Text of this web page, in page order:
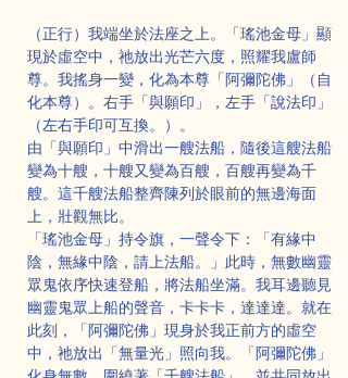
（正行）我端坐於法座之上。「瑤池金母」顯
現於虛空中，祂放出光芒六度，照耀我盧師
尊。我搖身一變，化為本尊「阿彌陀佛」（自
化本尊）。右手「與願印」，左手「說法印」
（左右手印可互換。）。
由「與願印」中滑出一艘法船，隨後這艘法船
變為十艘，十艘又變為百艘，百艘再變為千
艘。這千艘法船整齊陳列於眼前的無邊海面
上，壯觀無比。
「瑤池金母」持令旗，一聲令下：「有緣中
陰，無緣中陰，請上法船。」此時，無數幽靈
眾鬼依序快速登船，將法船坐滿。我耳邊聽見
幽靈鬼眾上船的聲音，卡卡卡，達達達。就在
此刻，「阿彌陀佛」現身於我正前方的虛空
中，祂放出「無量光」照向我。「阿彌陀佛」